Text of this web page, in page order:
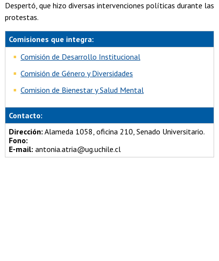
Despertó, que hizo diversas intervenciones políticas durante las
protestas.
Comisiones que integra:
Comisión de Desarrollo Institucional
Comisión de Género y Diversidades
Comision de Bienestar y Salud Mental
Contacto:
Dirección: Alameda 1058, oficina 210, Senado Universitario.
Fono:
E-mail: antonia.atria@ug.uchile.cl